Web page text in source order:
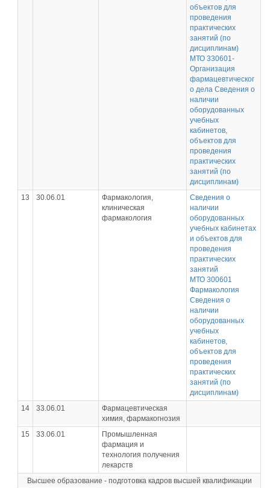
объектов для
проведения
практических
занятий (по
дисциплинам)
МТО 330601-
Организация
фармацевтическог
о дела Сведения о
наличии
оборудованных
учебных
кабинетов,
объектов для
проведения
практических
занятий (по
дисциплинам)
13
30.06.01
Фармакология,
клиническая
фармакология
Сведения о
наличии
оборудованных
учебных кабинетах
и объектов для
проведения
практических
занятий
МТО 300601
Фармакология
Сведения о
наличии
оборудованных
учебных
кабинетов,
объектов для
проведения
практических
занятий (по
дисциплинам)
14
33.06.01
Фармацевтическая
химия, фармакогнозия
15
33.06.01
Промышленная
фармация и
технология получения
лекарств
Высшее образование - подготовка кадров высшей квалификации